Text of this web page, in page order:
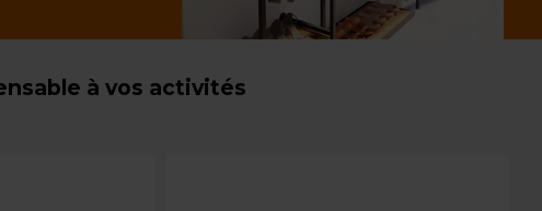
à vos activités